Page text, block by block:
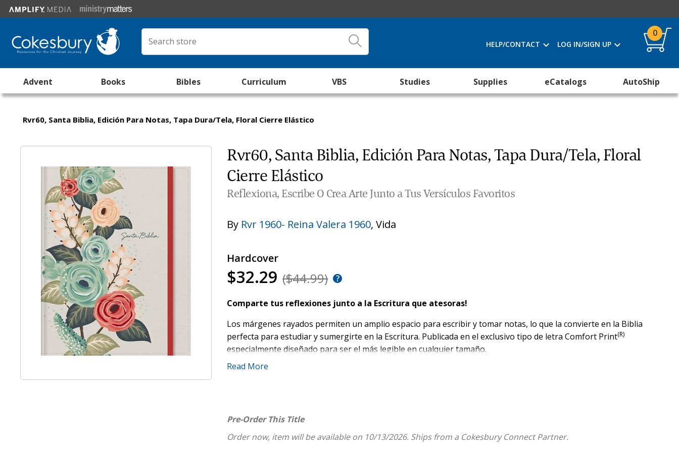
HELP/CONTACT LOG IN/SIGN UP
0
Advent Books Bibles Curriculum VBS Studies Supplies eCatalogs AutoShip
Rvr60, Santa Biblia, Edición Para Notas, Tapa Dura/Tela, Floral Cierre Elástico
Rvr60, Santa Biblia, Edición Para Notas, Tapa Dura/Tela, Floral
Cierre Elástico
Reflexiona, Escribe O Crea Arte Junto a Tus Versículos Favoritos
By Rvr 1960- Reina Valera 1960, Vida
Hardcover
$32.29 ($44.99)
Comparte tus reflexiones junto a la Escritura que atesoras!
Los márgenes rayados permiten un amplio espacio para escribir y tomar notas, lo que la convierte en la Biblia
perfecta para estudiar y sumergirte en la Escritura. Publicada en el exclusivo tipo de letra Comfort Print(R)
especialmente diseñado para ser el más legible en cualquier tamaño.
Subrayas los versículos que hablan a ti, tomas notas durante la predicación, o expresas tus pensamientos a
excelente regalo como un preciado recuerdo personal. El exclusivo tipo de letra Comfort Print(R) está diseñado
Read More
Pre-Order This Title
Order now, item will be available on 10/13/2026. Ships from a Cokesbury Connect Partner.